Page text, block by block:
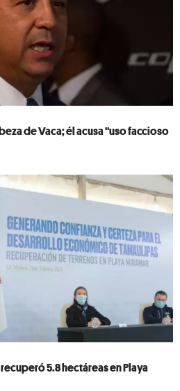
de Vaca; él acusa "uso faccioso
5.8 hectáreas en Playa